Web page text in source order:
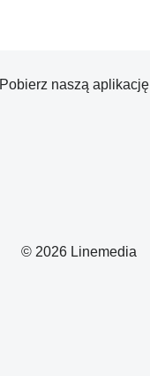
© 2026 Linemedia
Pobierz naszą aplikację